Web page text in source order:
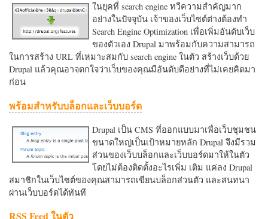
ในยุคที่ search engine ทวีความสำคัญมาก
อย่างในปัจจุบัน เจ้าของเว็บไซต์ต่างต้องทำ
Search Engine Optimization เพื่อเพิ่มอันดับเว็บ
ของตัวเอง Drupal มาพร้อมกับความสามารถ
ในการสร้าง URL ที่เหมาะสมกับ search engine ในตัว สร้างเว็บด้วย
Drupal แล้วคุณอาจตกใจว่าเว็บของคุณมีอันดับดีอย่างที่ไม่เคยคิดมา
ก่อน
พร้อมสำหรับบล็อกและเว็บบอร์ด
Drupal เป็น CMS ที่ออกแบบมาเพื่อเว็บชุมชน
ขนาดใหญ่เป็นเป้าหมายหลัก Drupal จึงมีรวม
ส่วนของเว็บบล็อกและเว็บบอร์ดมาให้ในตัว
โดยไม่ต้องติดตั้งอะไรเพิ่ม เติม แค่ลง Drupal
สมาชิกในเว็บไซต์ของคุณสามารถเขียนบล็อกส่วนตัว และสนทนา
ผ่านเว็บบอร์ดได้ทันที
RSS Feed ในตัว